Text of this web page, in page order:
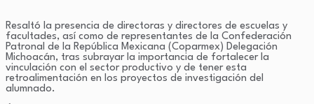
Resaltó la presencia de directoras y directores de escuelas y
facultades, así como de representantes de la Confederación
Patronal de la República Mexicana (Coparmex) Delegación
Michoacán, tras subrayar la importancia de fortalecer la
vinculación con el sector productivo y de tener esta
retroalimentación en los proyectos de investigación del
alumnado.